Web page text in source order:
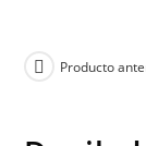
Producto